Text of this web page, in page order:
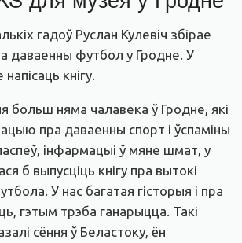
гадоў Руслан Кулевіч збірае
даваенны футбол у Гродне. У
кнігу.
больш няма чалавека ў Гродне, які
пра даваенны спорт і ўспаміны
інфармацыі ў мяне шмат, у
б выпусціць кнігу пра вытокі
У нас багатая гісторыя і пра
гэтым трэба ганарыцца. Такі
сёння ў Беластоку, ён